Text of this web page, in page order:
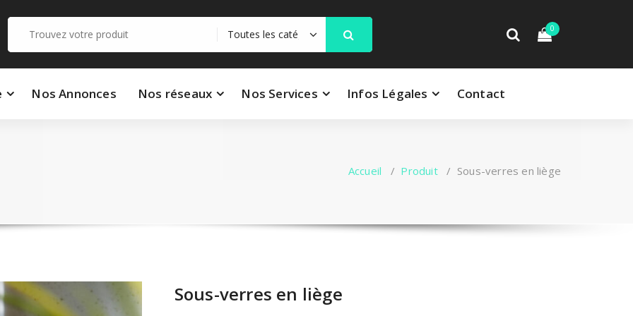
Recherche
pour :
0
Nos Annonces Nos réseaux Nos Services Infos Légales Contact
Accueil / Produit/ Sous-verres en liège
Sous-verres en liège